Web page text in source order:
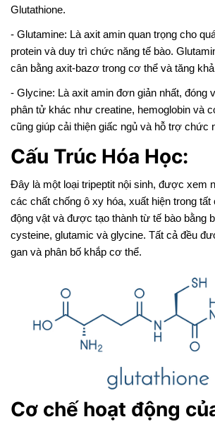
Glutathione.
- Glutamine: Là axit amin quan trọng cho
protein và duy trì chức năng tế bào.
cân bằng axit-bazơ trong cơ thể và tăng
- Glycine: Là axit amin đơn giản nhất, đóng
phân tử khác như creatine, hemoglobin và
cũng giúp cải thiện giấc ngủ và hỗ trợ chức
Cấu Trúc Hóa Học:
Đây là một loại tripeptit nội sinh, được xem
các chất chống ô xy hóa, xuất hiện trong tất
động vật và được tạo thành từ tế bào bằng
cysteine, glutamic và glycine. Tất cả đều
gan và phân bố khắp cơ thể.
Cơ chế hoạt động